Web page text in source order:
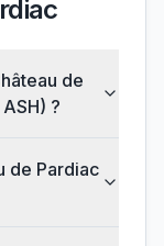
de
?
de Pardiac